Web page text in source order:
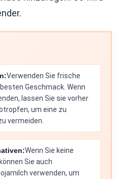
Verwenden Sie frische
Geschmack. Wenn
lassen Sie sie vorher
um eine zu
vermeiden.
Wenn Sie keine
Sie auch
verwenden, um